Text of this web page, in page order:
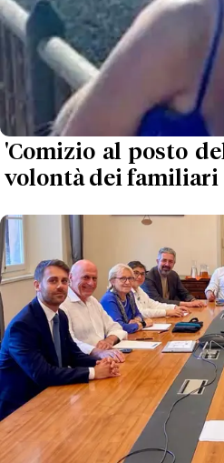
'Comizio al posto
volontà dei familiari